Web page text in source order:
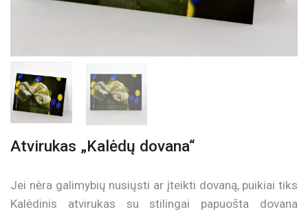
Atvirukas „Kalėdų dovana“
Jei nėra galimybių nusiųsti ar įteikti dovaną, puikiai tiks
Kalėdinis atvirukas su stilingai papuošta dovana